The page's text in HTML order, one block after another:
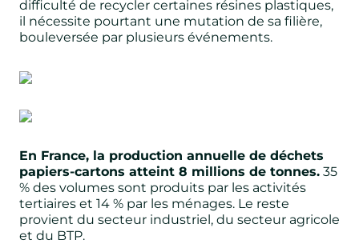
difficulté de recycler certaines résines plastiques,
il nécessite pourtant une mutation de sa filière,
bouleversée par plusieurs événements.
En France, la production annuelle de déchets
papiers-cartons atteint 8 millions de tonnes. 35
% des volumes sont produits par les activités
tertiaires et 14 % par les ménages. Le reste
provient du secteur industriel, du secteur agricole
et du BTP.